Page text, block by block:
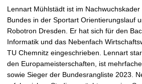
Lennart Mühlstädt ist im
Bundes in der Sportart Orientierungslauf
Robotron Dresden. Er hat sich für den
Informatik und das Nebenfach
TU Chemnitz eingeschrieben. Lennart
den Europameisterschaften, ist
sowie Sieger der Bundesrangliste 2023.